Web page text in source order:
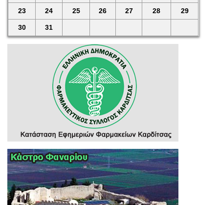
23 24 25 26 27 28 29
30 31